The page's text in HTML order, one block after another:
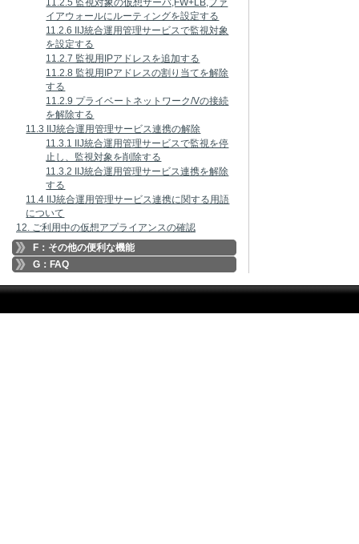
11.2.5 監視対象の仮想サーバ,FW+LB,ファ
イアウォールにルーティングを設定する
11.2.6 IIJ統合運用管理サービスで監視対象
を設定する
11.2.7 監視用IPアドレスを追加する
11.2.8 監視用IPアドレスの割り当てを解除
する
11.2.9 プライベートネットワーク/Vの接続
を解除する
11.3 IIJ統合運用管理サービス連携の解除
11.3.1 IIJ統合運用管理サービスで監視を停
止し、監視対象を削除する
11.3.2 IIJ統合運用管理サービス連携を解除
する
11.4 IIJ統合運用管理サービス連携に関する用語
について
12. ご利用中の仮想アプライアンスの確認
F：その他の便利な機能
G：FAQ